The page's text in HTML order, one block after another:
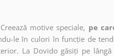
motive speciale, pe
le în culori în funcție de
La Dovido găsiți pe